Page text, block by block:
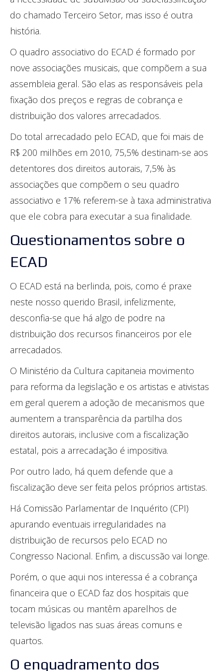
do chamado Terceiro Setor, mas isso é outra
história.
O quadro associativo do ECAD é formado por
nove associações musicais, que compõem a sua
assembleia geral. São elas as responsáveis pela
fixação dos preços e regras de cobrança e
distribuição dos valores arrecadados.
Do total arrecadado pelo ECAD, que foi mais de
R$ 200 milhões em 2010, 75,5% destinam-se aos
detentores dos direitos autorais, 7,5% às
associações que compõem o seu quadro
associativo e 17% referem-se à taxa administrativa
que ele cobra para executar a sua finalidade.
Questionamentos sobre o
ECAD
O ECAD está na berlinda, pois, como é praxe
neste nosso querido Brasil, infelizmente,
desconfia-se que há algo de podre na
distribuição dos recursos financeiros por ele
arrecadados.
O Ministério da Cultura capitaneia movimento
para reforma da legislação e os artistas e ativistas
em geral querem a adoção de mecanismos que
aumentem a transparência da partilha dos
direitos autorais, inclusive com a fiscalização
estatal, pois a arrecadação é impositiva.
Por outro lado, há quem defende que a
fiscalização deve ser feita pelos próprios artistas.
Há Comissão Parlamentar de Inquérito (CPI)
apurando eventuais irregularidades na
distribuição de recursos pelo ECAD no
Congresso Nacional. Enfim, a discussão vai longe.
Porém, o que aqui nos interessa é a cobrança
financeira que o ECAD faz dos hospitais que
tocam músicas ou mantêm aparelhos de
televisão ligados nas suas áreas comuns e
quartos.
O enquadramento dos